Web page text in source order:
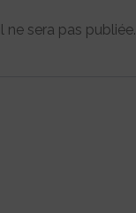
ne sera pas publiée.